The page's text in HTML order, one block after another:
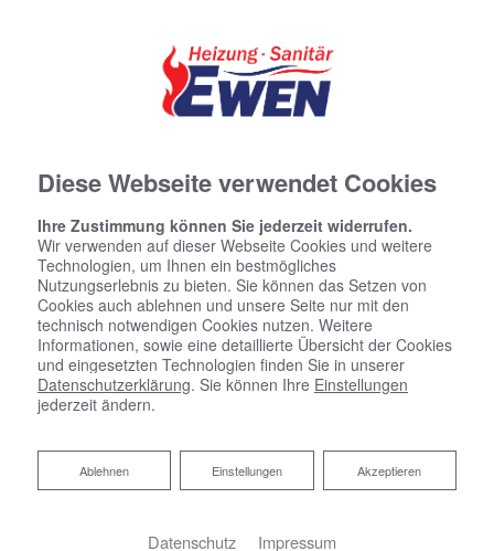
Heizungsbau Ewen
Professionelle Rohrreinigung aus
Neuscharrel
Ein verstopftes Abwasserrohr kann sehr schnell zu
Diese Webseite verwendet Cookies
Ihre Zustimmung können Sie jederzeit widerrufen.
Wir verwenden auf dieser Webseite Cookies und weitere
Technologien, um Ihnen ein bestmögliches
Nutzungserlebnis zu bieten. Sie können das Setzen von
Cookies auch ablehnen und unsere Seite nur mit den
technisch notwendigen Cookies nutzen. Weitere
Informationen, sowie eine detaillierte Übersicht der Cookies
und eingesetzten Technologien finden Sie in unserer
Datenschutzerklärung. Sie können Ihre Einstellungen
jederzeit ändern.
Akzeptieren
Einstellungen
Ablehnen
Ablehnen
Datenschutz Impressum